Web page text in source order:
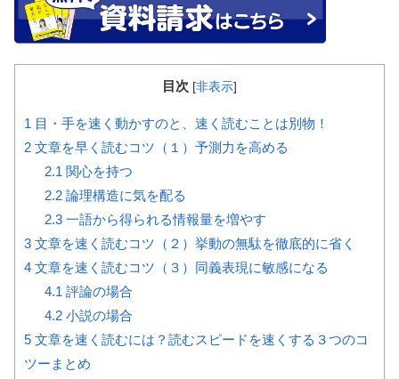
目次 [非表示]
1 目・手を速く動かすのと、速く読むことは別物！
2 文章を早く読むコツ（１）予測力を高める
2.1 関心を持つ
2.2論理構造に気を配る
2.3一語から得られる情報量を増やす
3 文章を速く読むコツ（２）挙動の無駄を徹底的に省く
4 文章を速く読むコツ（３）同義表現に敏感になる
4.1 評論の場合
4.2小説の場合
5 文章を速く読むには？読むスピードを速くする３つのコ
ツーまとめ